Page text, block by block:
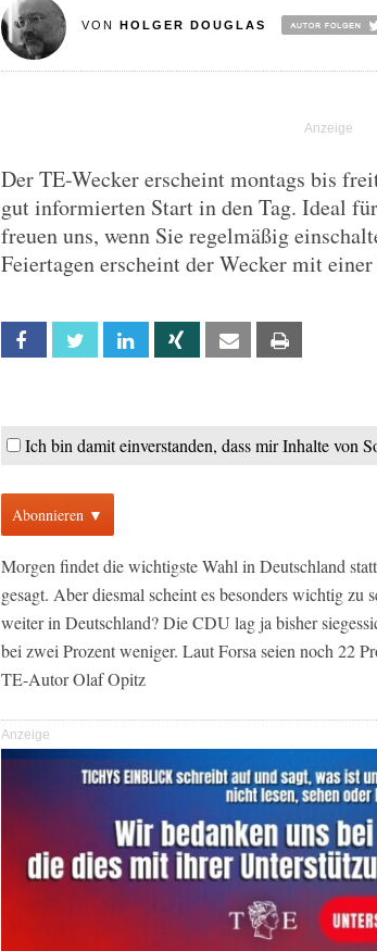
VON HOLGER DOUGLAS
Der TE-Wecker erscheint montags bis
gut informierten Start in den Tag. Ideal
freuen uns, wenn Sie regelmäßig
Feiertagen erscheint der Wecker mit
Facebook Twitter Linkedin Xing Email
Ich bin damit einverstanden, dass mir Inhalte von
Abonnieren ▼
Morgen findet die wichtigste Wahl in Deutschland
gesagt. Aber diesmal scheint es besonders wichtig zu
weiter in Deutschland? Die CDU lag ja bisher
bei zwei Prozent weniger. Laut Forsa seien noch 22
TE-Autor Olaf Opitz
Anzeige